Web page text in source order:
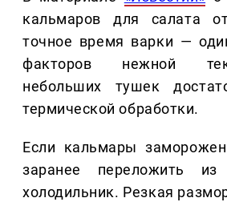
кальмаров для салата
точное время варки —
факторов нежной
небольших тушек
термической обработки.
Если кальмары
заранее переложить
холодильник. Резкая